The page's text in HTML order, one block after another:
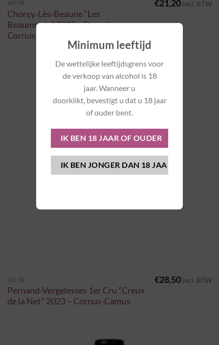
WIJN
Chorey-Lès-Beaune “Les
Beaumonts” 2023 – Domaine
Cornus-Camus
€21,20 incl. BTW
WIJN
Pernand-Vergelesses 1er Cru “Creux
de la Net” 2023 – Cornus-Camus
€28,50 incl. BTW
Minimum leeftijd
De wettelijke leeftijdsgrens voor
de verkoop van alcohol is 18
jaar. Wanneer u
doorklikt, bevestigt u dat u 18 jaar
of ouder bent.